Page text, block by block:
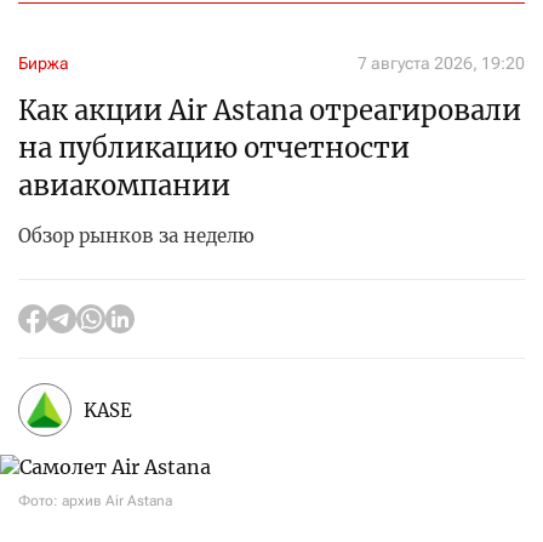
Биржа 7 августа 2026, 19:20
Как акции Air Astana отреагировали
на публикацию отчетности
авиакомпании
Обзор рынков за неделю
KASE
Фото: архив Air Astana